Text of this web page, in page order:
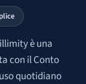
è una
con il Conto
quotidiano